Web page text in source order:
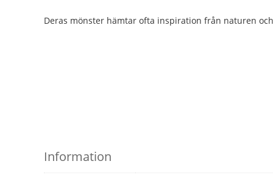
Deras mönster hämtar ofta inspiration från naturen
Information